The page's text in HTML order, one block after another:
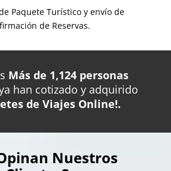
Paquete Turístico y envío de
de Reservas.
Más de 1,124 personas
han cotizado y adquirido
de Viajes Online!.
Nuestros